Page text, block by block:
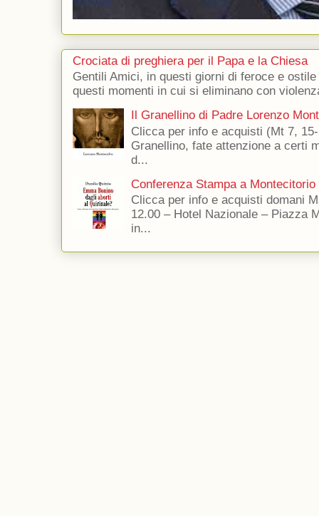
Crociata di preghiera per il Papa e la Chiesa
Gentili Amici, in questi giorni di feroce e
questi momenti in cui si eliminano con
Il Granellino di Padre Lorenzo
Clicca per info e acquisti (Mt 7,
Granellino, fate attenzione a certi
d...
Conferenza Stampa a Montecitorio
Clicca per info e acquisti domani
12.00 – Hotel Nazionale – Piazza
in...